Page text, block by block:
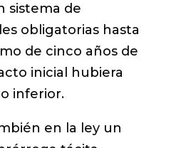
sistema de
obligatorias hasta
de cinco años de
inicial hubiera
inferior.
en la ley un